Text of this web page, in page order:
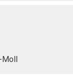
Moll